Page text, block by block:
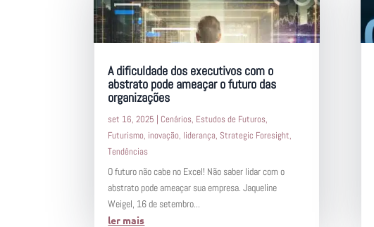
A dificuldade dos executivos com o
abstrato pode ameaçar o futuro das
organizações
set 16, 2025 | Cenários, Estudos de Futuros,
Futurismo, inovação, liderança, Strategic Foresight,
Tendências
O futuro não cabe no Excel! Não saber lidar com o
abstrato pode ameaçar sua empresa. Jaqueline
Weigel, 16 de setembro...
ler mais